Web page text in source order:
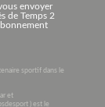
envoyer
de Temps 2
sportif dans le
et
) est le